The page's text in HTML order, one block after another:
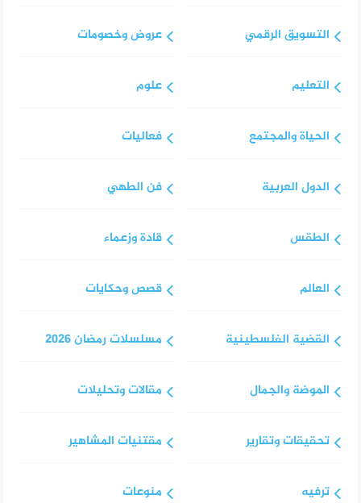
التسويق الرقمي
التعليم
الحياة والمجتمع
الدول العربية
الطقس
العالم
القضية الفلسطينية
الموضة والجمال
تحقيقات وتقارير
ترفيه
عروض وخصومات
علوم
فعاليات
فن الطهي
قادة وزعماء
قصص وحكايات
مسلسلات رمضان 2026
مقالات وتحليلات
مقتنيات المشاهير
منوعات